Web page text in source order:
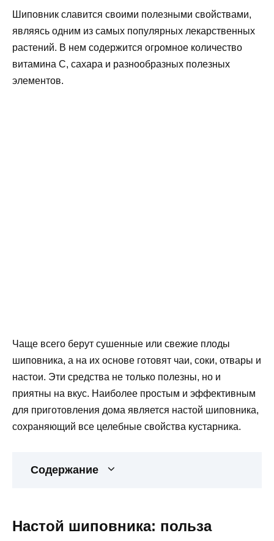
Шиповник славится своими полезными свойствами,
являясь одним из самых популярных лекарственных
растений. В нем содержится огромное количество
витамина С, сахара и разнообразных полезных
элементов.
Чаще всего берут сушенные или свежие плоды
шиповника, а на их основе готовят чаи, соки, отвары и
настои. Эти средства не только полезны, но и
приятны на вкус. Наиболее простым и эффективным
для приготовления дома является настой шиповника,
сохраняющий все целебные свойства кустарника.
Содержание
Настой шиповника: польза